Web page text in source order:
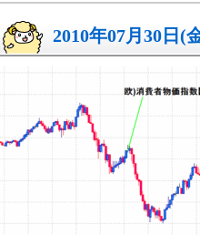
2010年07月30日(